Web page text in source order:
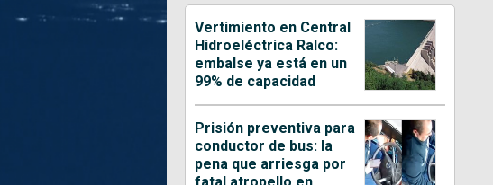
Vertimiento en Central
Hidroeléctrica Ralco:
embalse ya está en un
99% de capacidad
Prisión preventiva para
conductor de bus: la
pena que arriesga por
fatal atropello en